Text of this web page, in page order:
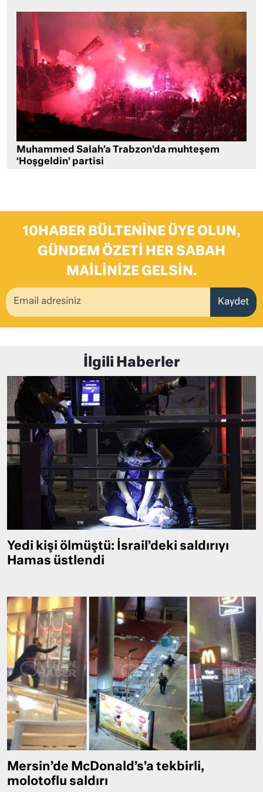
Muhammed Salah’a Trabzon’da muhteşem
‘Hoşgeldin’ partisi
10HABER BÜLTENINE ÜYE OLUN,
GÜNDEM ÖZETI HER SABAH
MAILINIZE GELSIN.
Kaydet
İlgili Haberler
Yedi kişi ölmüştü: İsrail’deki saldırıyı
Hamas üstlendi
Mersin’de McDonald’s’a tekbirli,
molotoflu saldırı